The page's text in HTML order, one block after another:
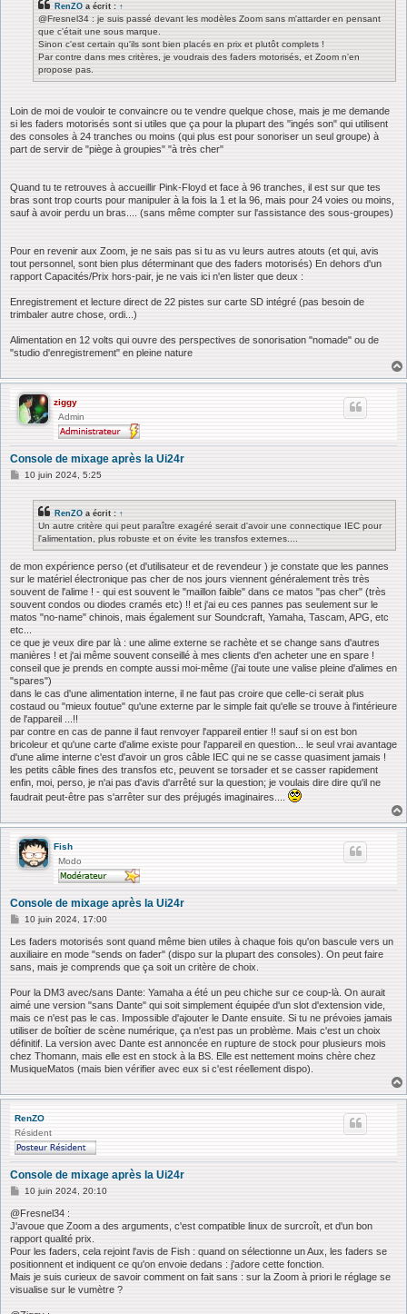
RenZO a écrit : ↑
@Fresnel34 : je suis passé devant les modèles Zoom sans m'attarder en pensant
que c'était une sous marque.
Sinon c'est certain qu'ils sont bien placés en prix et plutôt complets !
Par contre dans mes critères, je voudrais des faders motorisés, et Zoom n'en
propose pas.
Loin de moi de vouloir te convaincre ou te vendre quelque chose, mais je me demande
si les faders motorisés sont si utiles que ça pour la plupart des "ingés son" qui utilisent
des consoles à 24 tranches ou moins (qui plus est pour sonoriser un seul groupe) à
part de servir de "piège à groupies" "à très cher"
Quand tu te retrouves à accueillir Pink-Floyd et face à 96 tranches, il est sur que tes
bras sont trop courts pour manipuler à la fois la 1 et la 96, mais pour 24 voies ou moins,
sauf à avoir perdu un bras.... (sans même compter sur l'assistance des sous-groupes)
Pour en revenir aux Zoom, je ne sais pas si tu as vu leurs autres atouts (et qui, avis
tout personnel, sont bien plus déterminant que des faders motorisés) En dehors d'un
rapport Capacités/Prix hors-pair, je ne vais ici n'en lister que deux :
Enregistrement et lecture direct de 22 pistes sur carte SD intégré (pas besoin de
trimbaler autre chose, ordi...)
Alimentation en 12 volts qui ouvre des perspectives de sonorisation "nomade" ou de
"studio d'enregistrement" en pleine nature
ziggy
Admin
Console de mixage après la Ui24r
M10 juin 2024, 5:25
RenZO a écrit : ↑
Un autre critère qui peut paraître exagéré serait d'avoir une connectique IEC pour
l'alimentation, plus robuste et on évite les transfos externes....
de mon expérience perso (et d'utilisateur et de revendeur ) je constate que les pannes
sur le matériel électronique pas cher de nos jours viennent généralement très très
souvent de l'alime ! - qui est souvent le "maillon faible" dans ce matos "pas cher" (très
souvent condos ou diodes cramés etc) !! et j'ai eu ces pannes pas seulement sur le
matos "no-name" chinois, mais également sur Soundcraft, Yamaha, Tascam, APG, etc
etc...
ce que je veux dire par là : une alime externe se rachète et se change sans d'autres
manières ! et j'ai même souvent conseillé à mes clients d'en acheter une en spare !
conseil que je prends en compte aussi moi-même (j'ai toute une valise pleine d'alimes en
"spares")
dans le cas d'une alimentation interne, il ne faut pas croire que celle-ci serait plus
costaud ou "mieux foutue" qu'une externe par le simple fait qu'elle se trouve à l'intérieure
de l'appareil ...!!
par contre en cas de panne il faut renvoyer l'appareil entier !! sauf si on est bon
bricoleur et qu'une carte d'alime existe pour l'appareil en question... le seul vrai avantage
d'une alime interne c'est d'avoir un gros câble IEC qui ne se casse quasiment jamais !
les petits câble fines des transfos etc, peuvent se torsader et se casser rapidement
enfin, moi, perso, je n'ai pas d'avis d'arrêté sur la question; je voulais dire dire qu'il ne
faudrait peut-être pas s'arrêter sur des préjugés imaginaires....
Fish
Modo
Console de mixage après la Ui24r
M
s
s
g
10 juin 2024, 17:00
Les faders motorisés sont quand même bien utiles à chaque fois qu'on bascule vers un
auxiliaire en mode "sends on fader" (dispo sur la plupart des consoles). On peut faire
sans, mais je comprends que ça soit un critère de choix.
Pour la DM3 avec/sans Dante: Yamaha a été un peu chiche sur ce coup-là. On aurait
aimé une version "sans Dante" qui soit simplement équipée d'un slot d'extension vide,
mais ce n'est pas le cas. Impossible d'ajouter le Dante ensuite. Si tu ne prévoies jamais
utiliser de boîtier de scène numérique, ça n'est pas un problème. Mais c'est un choix
définitif. La version avec Dante est annoncée en rupture de stock pour plusieurs mois
chez Thomann, mais elle est en stock à la BS. Elle est nettement moins chère chez
MusiqueMatos (mais bien vérifier avec eux si c'est réellement dispo).
RenZO
Résident
Console de mixage après la Ui24r
M
s
s
g
e
10 juin 2024, 20:10
@Fresnel34 :
J'avoue que Zoom a des arguments, c'est compatible linux de surcroît, et d'un bon
rapport qualité prix.
Pour les faders, cela rejoint l'avis de Fish : quand on sélectionne un Aux, les faders se
positionnent et indiquent ce qu'on envoie dedans : j'adore cette fonction.
Mais je suis curieux de savoir comment on fait sans : sur la Zoom à priori le réglage se
visualise sur le vumètre ?